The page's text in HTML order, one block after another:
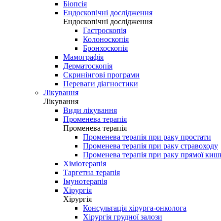
Біопсія
Ендоскопічні дослідження
Ендоскопічні дослідження
Гастроскопія
Колоноскопія
Бронхоскопія
Мамографія
Дерматоскопія
Скринінгові програми
Переваги діагностики
Лікування
Лікування
Види лікування
Променева терапія
Променева терапія
Променева терапія при раку простати
Променева терапія при раку стравоходу
Променева терапія при раку прямої
Хіміотерапія
Таргетна терапія
Імунотерапія
Хірургія
Хірургія
Консультація хірурга-онколога
Хірургія грудної залози